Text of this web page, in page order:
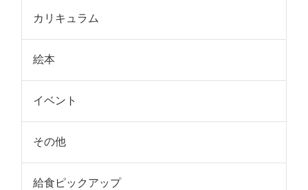
カリキュラム
絵本
イベント
その他
給食ピックアップ